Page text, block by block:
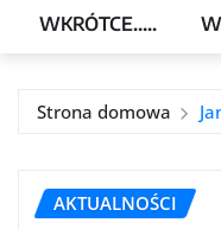
WKRÓTCE…..
Strona domowa
AKTUALNOŚCI